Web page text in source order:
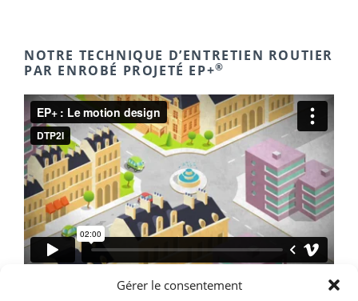
Gérer le consentement
NOTRE TECHNIQUE D’ENTRETIEN ROUTIER
PAR ENROBÉ PROJETÉ EP+®